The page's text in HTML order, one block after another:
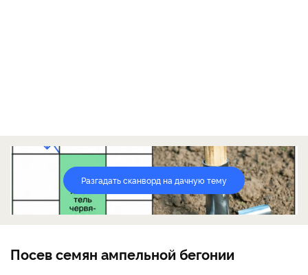
Разгадать сканворд на дачную тему
Посев семян ампельной бегонии